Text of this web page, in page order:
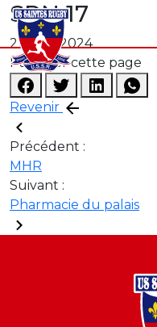
SPN 17
21 août 2024
Revenir
Partager cette page
Précédent :
MHR
Suivant :
Pharmacie du palais